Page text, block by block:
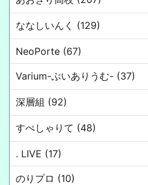
ななしいんく (129)
NeoPorte (67)
Varium-ぶいありうむ- (37)
深層組 (92)
すぺしゃりて (48)
. LIVE (17)
のりプロ (10)